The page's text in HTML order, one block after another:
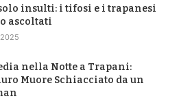
insulti: i tifosi e i trapanesi
ascoltati
nella Notte a Trapani:
Muore Schiacciato da un